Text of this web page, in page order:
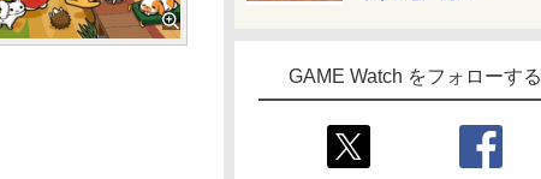
GAME Watch をフォローする